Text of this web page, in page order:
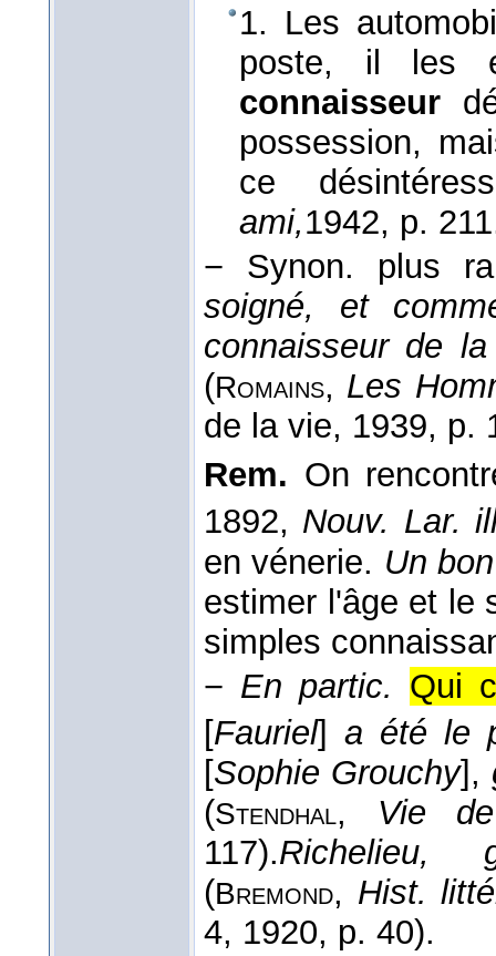
1. Les
poste, il les
connaisseur
possession,
ce
ami,1942, p.
− Synon. plus
soigné, et
connaisseur de
(Romains, Les
de la vie, 1939, p.
Rem. On
1892, Nouv. Lar.
en vénerie. Un
estimer l'âge et le
simples
− En partic. Qui
[Fauriel] a été le
[Sophie Grouchy],
(Stendhal, Vie
117).Richelieu,
(Bremond, Hist.
4, 1920, p. 40).